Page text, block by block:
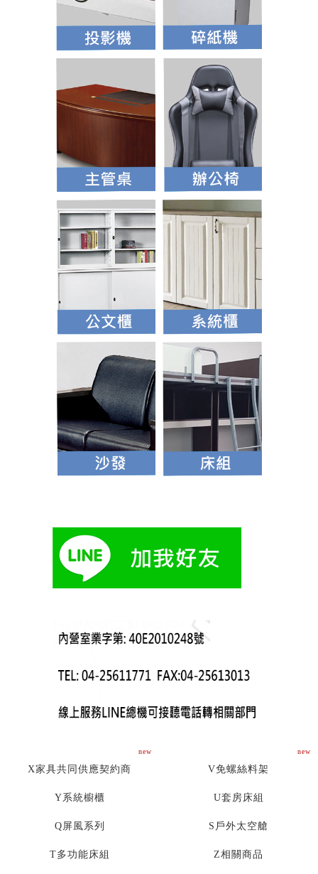
new
X家具共同供應契約商
new
V免螺絲料架
Y系統櫥櫃 U套房床組
Q屏風系列 S戶外太空艙
T多功能床組 Z相關商品